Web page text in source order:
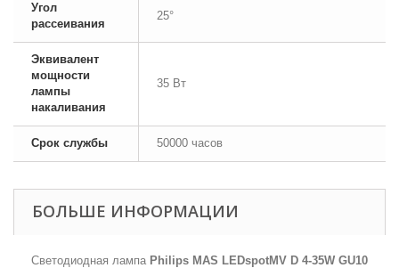
Угол
рассеивания
25°
Эквивалент
мощности
лампы
накаливания
35 Вт
Срок службы 50000 часов
БОЛЬШЕ ИНФОРМАЦИИ
Светодиодная лампа Philips MAS LEDspotMV D 4-35W GU10